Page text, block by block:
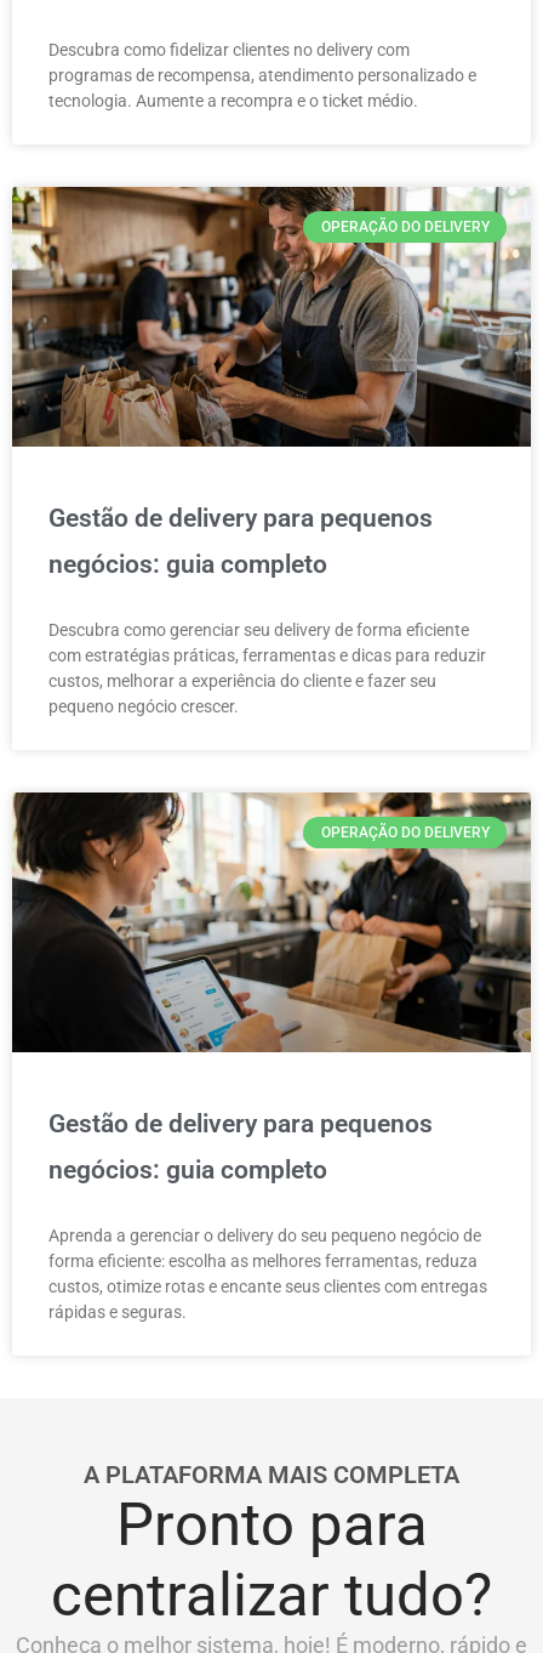
Descubra como fidelizar clientes no delivery com
programas de recompensa, atendimento personalizado e
tecnologia. Aumente a recompra e o ticket médio.
OPERAÇÃO DO DELIVERY
Gestão de delivery para pequenos
negócios: guia completo
Descubra como gerenciar seu delivery de forma eficiente
com estratégias práticas, ferramentas e dicas para reduzir
custos, melhorar a experiência do cliente e fazer seu
pequeno negócio crescer.
OPERAÇÃO DO DELIVERY
Gestão de delivery para pequenos
negócios: guia completo
Aprenda a gerenciar o delivery do seu pequeno negócio de
forma eficiente: escolha as melhores ferramentas, reduza
custos, otimize rotas e encante seus clientes com entregas
rápidas e seguras.
A PLATAFORMA MAIS COMPLETA
Pronto para
centralizar tudo?
Conheça o melhor sistema, hoje! É moderno, rápido e